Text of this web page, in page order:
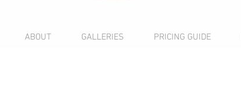
ABOUT GALLERIES PRICING GUIDE